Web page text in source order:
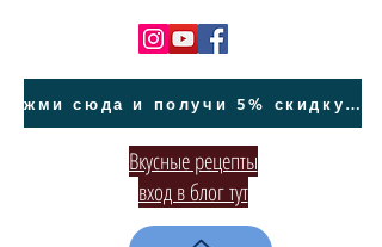
жми сюда и получи 5% скидку на покупку авто на Кипре и автообслуживание
Вкусные рецепты
вход в блог тут